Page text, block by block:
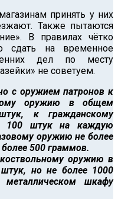
принять у них
Также пытаются
В правилах чётко
сдать на временное
дел по месту
не советуем.
с оружием патронов к
оружию в общем
к гражданскому
100 штук на каждую
оружию не более
500 граммов.
оружию в
но не более 1000
шкафу